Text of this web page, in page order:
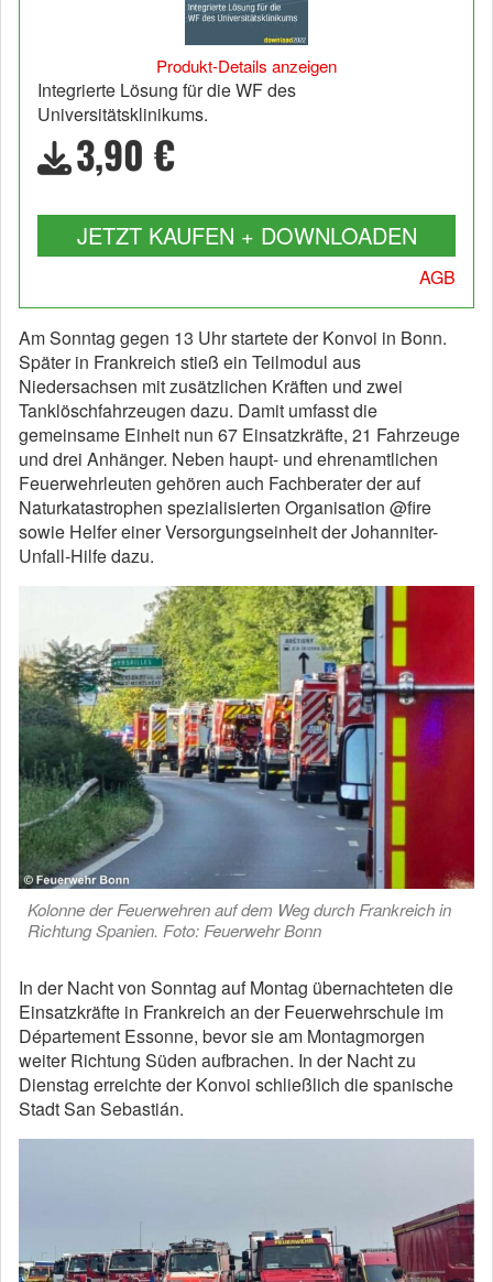
Produkt-Details anzeigen
Integrierte Lösung für die WF des
Universitätsklinikums.
3,90 €
JETZT KAUFEN + DOWNLOADEN
AGB
Am Sonntag gegen 13 Uhr startete der Konvoi in Bonn.
Später in Frankreich stieß ein Teilmodul aus
Niedersachsen mit zusätzlichen Kräften und zwei
Tanklöschfahrzeugen dazu. Damit umfasst die
gemeinsame Einheit nun 67 Einsatzkräfte, 21 Fahrzeuge
und drei Anhänger. Neben haupt- und ehrenamtlichen
Feuerwehrleuten gehören auch Fachberater der auf
Naturkatastrophen spezialisierten Organisation @fire
sowie Helfer einer Versorgungseinheit der Johanniter-
Unfall-Hilfe dazu.
Kolonne der Feuerwehren auf dem Weg durch Frankreich in
Richtung Spanien. Foto: Feuerwehr Bonn
In der Nacht von Sonntag auf Montag übernachteten die
Einsatzkräfte in Frankreich an der Feuerwehrschule im
Département Essonne, bevor sie am Montagmorgen
weiter Richtung Süden aufbrachen. In der Nacht zu
Dienstag erreichte der Konvoi schließlich die spanische
Stadt San Sebastián.